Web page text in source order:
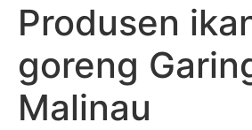
Produsen
goreng
Malinau